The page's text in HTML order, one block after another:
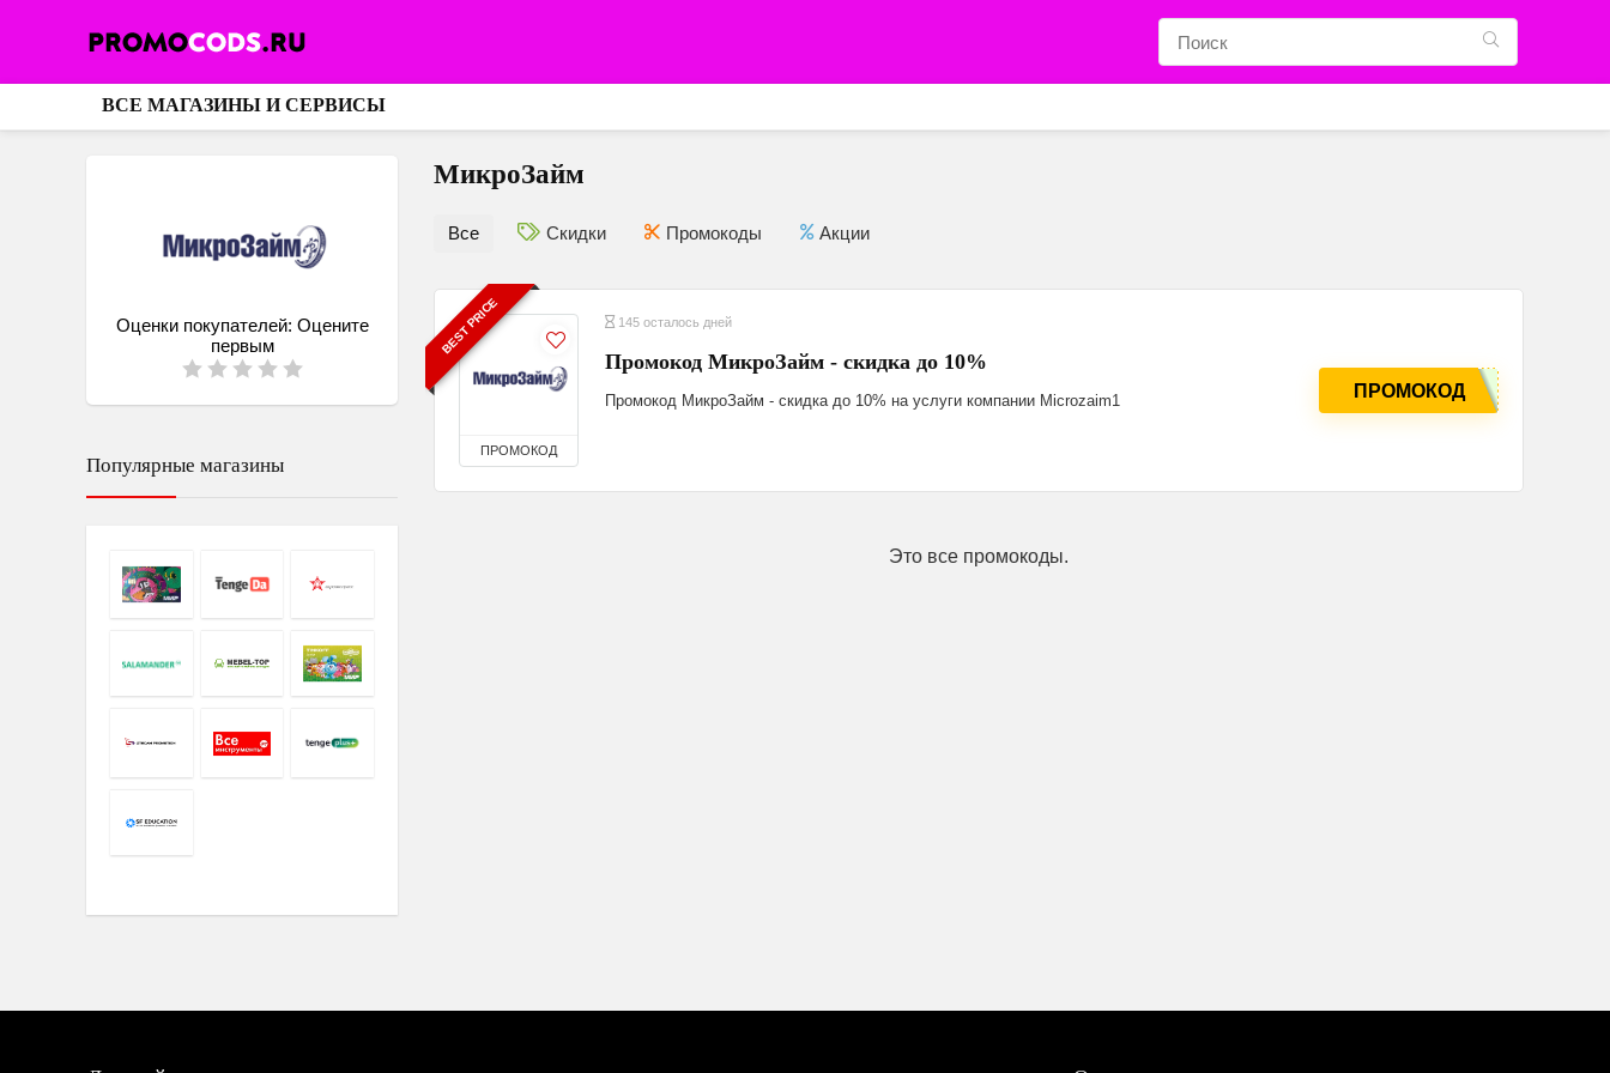
ВСЕ МАГАЗИНЫ И СЕРВИСЫ
МикроЗайм
Оценки покупателей: Оцените
первым
Все Скидки Промокоды Акции
BEST PRICE
ПРОМОКОД
145 осталось дней
Промокод МикроЗайм - скидка до 10%
Промокод МикроЗайм - скидка до 10% на услуги компании Microzaim1 ПРОМОКОД
Это все промокоды.
Популярные магазины